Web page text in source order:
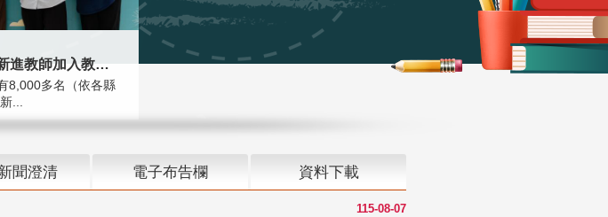
迎接115學年度新進教師加入教育現
8,000多名（依各縣
...
聞澄清 電子布告欄 資料下載
115-08-07